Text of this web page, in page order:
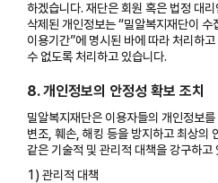
하겠습니다. 재단은 회원 혹은 법정 대
삭제된 개인정보는 “밀알복지재단이 수
이용기간”에 명시된 바에 따라 처리하
수 없도록 처리하고 있습니다.
8. 개인정보의 안정성 확보 조치
밀알복지재단은 이용자들의 개인정보
변조, 훼손, 해킹 등을 방지하고 최상의
같은 기술적 및 관리적 대책을 강구하고
1) 관리적 대책